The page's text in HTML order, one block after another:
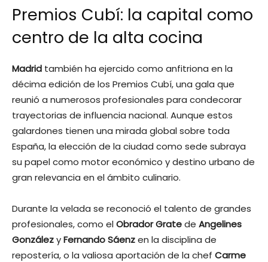
Premios Cubí: la capital como
centro de la alta cocina
Madrid también ha ejercido como anfitriona en la
décima edición de los Premios Cubí, una gala que
reunió a numerosos profesionales para condecorar
trayectorias de influencia nacional. Aunque estos
galardones tienen una mirada global sobre toda
España, la elección de la ciudad como sede subraya
su papel como motor económico y destino urbano de
gran relevancia en el ámbito culinario.
Durante la velada se reconoció el talento de grandes
profesionales, como elObrador Gratede Angelines
GonzálezyFernando Sáenzen la disciplina de
repostería, o la valiosa aportación de la chef Carme